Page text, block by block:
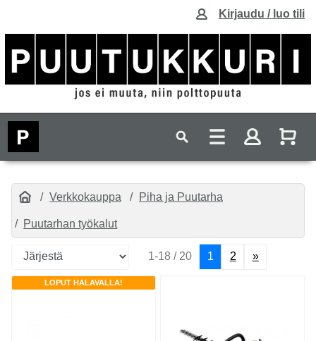
Kirjaudu / luo tili
Verkkokauppa Piha ja Puutarha
Puutarhan työkalut
1-18 / 20 1 2 »
LOPUT HALAVALLA!